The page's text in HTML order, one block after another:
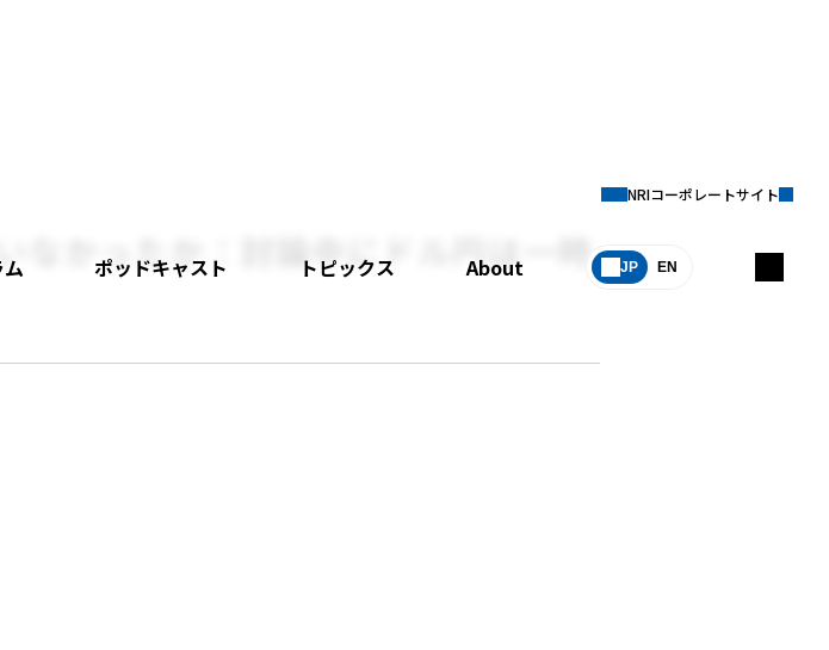
ポッドキャスト トピックス About JP EN
NRIコーポレートサイト
なかったか：討論中にドル円は一時